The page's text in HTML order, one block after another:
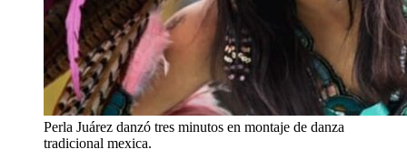
Perla Juárez danzó tres minutos en montaje de danza
tradicional mexica.